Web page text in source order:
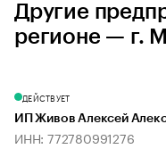
Другие
регионе — г.
ДЕЙСТВУЕТ
ИП Живов Алексей
ИНН: 772780991276